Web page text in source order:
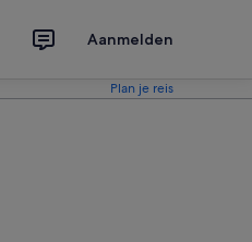
Aanmelden
Plan je reis